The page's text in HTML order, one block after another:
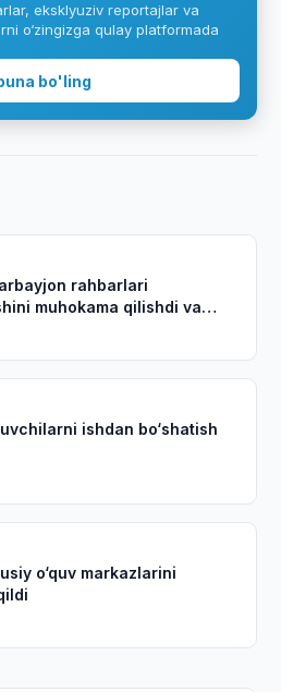
eksklyuziv reportajlar va
o‘zingizga qulay platformada
bo'ling
rahbarlari
muhokama qilishdi va
qilishdi
ishdan bo‘shatish
o‘quv markazlarini